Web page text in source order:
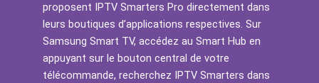
proposent IPTV Smarters Pro directement dans
leurs boutiques d’applications respectives. Sur
Samsung Smart TV, accédez au Smart Hub en
appuyant sur le bouton central de votre
télécommande, recherchez IPTV Smarters dans